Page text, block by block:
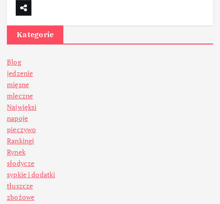
Kategorie
Blog
jedzenie
mięsne
mleczne
Najwięksi
napoje
pieczywo
Rankingi
Rynek
słodycze
sypkie i dodatki
tłuszcze
zbożowe